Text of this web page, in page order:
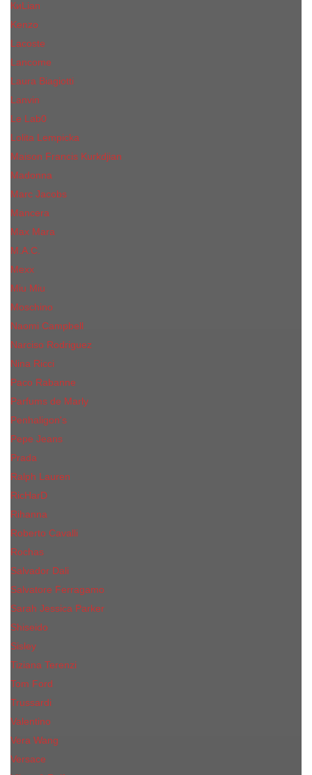
КиLian
Kenzo
Lacoste
Lancome
Laura Biagiotti
Lanvin
Lе Lab0
Lolita Lempicka
Maison Francis Kurkdjian
Madonna
Marc Jacobs
Mancera
Max Mara
M.А.C.
Mexx
Miu Miu
Mоsсhino
Naomi Campbell
Narciso Rodriguez
Nina Ricci
Paco Rabanne
Parfums de Marly
Penhaligon's
Pepe Jeans
Prada
Ralph Lauren
RicHarD
Rihanna
Roberto Cavalli
Rochas
Salvador Dali
Salvatore Ferragamo
Sarah Jessica Parker
Shiseido
Sisley
Tiziana Terenzi
Tom Ford
Trussardi
Valentino
Vera Wang
Versace